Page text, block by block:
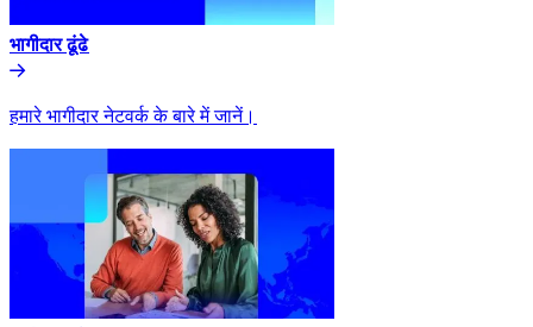
भागीदार ढूंढे​​
हमारे भागीदार नेटवर्क के बारे में जानें।​​